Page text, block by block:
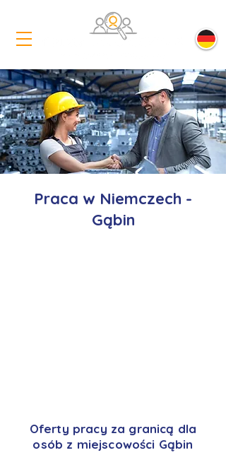
Praca w Niemczech -
Gąbin
Oferty pracy za granicą dla
osób z miejscowości Gąbin